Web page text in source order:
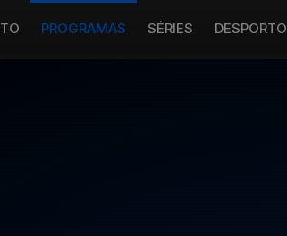
PROGRAMAS SÉRIES DESPORTO